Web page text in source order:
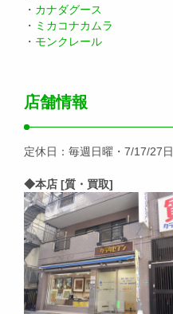
・ カナダグース
・ ミカコナカムラ
・ モンクレール
店舗情報
定休日：毎週日曜・7/17/27日
◆本店 [質・買取]